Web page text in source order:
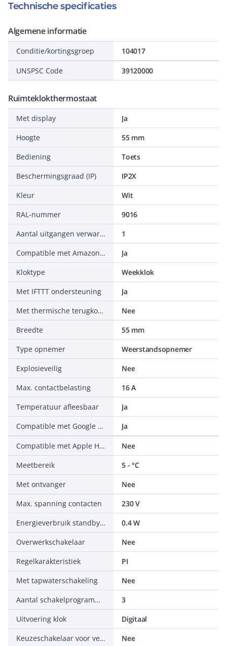
Technische specificaties
Algemene informatie
Conditie/kortingsgroep 104017
UNSPSC Code 39120000
Ruimteklokthermostaat
Met display
Ja
Hoogte
55 mm
Bediening
Toets
Beschermingsgraad (IP)
IP2X
Kleur
Wit
RAL-nummer
9016
Aantal uitgangen verwarming
1
Compatible met Amazon Alexa
Ja
Kloktype
Weekklok
Met IFTTT ondersteuning
Ja
Met thermische terugkoppeling
Nee
Breedte
55 mm
Type opnemer
Weerstandsopnemer
Explosieveilig
Nee
Max. contactbelasting
16 A
Temperatuur afleesbaar
Ja
Compatible met Google Assistant
Ja
Compatible met Apple HomeKit
Nee
Meetbereik
5 - °C
Met ontvanger
Nee
Max. spanning contacten
230 V
Energieverbruik standby (solstandby)
0.4 W
Overwerkschakelaar
Nee
Regelkarakteristiek
PI
Met tapwaterschakeling
Nee
Aantal schakelprogramma's
3
Uitvoering klok
Digitaal
Keuzeschakelaar voor verwarming en verwarming met warmwater
Nee